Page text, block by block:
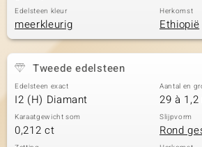
Edelsteen kleur
meerkleurig
Herkomst
Ethiopië
Tweede edelsteen
Edelsteen exact
I2 (H) Diamant
Aantal en
29 à
Karaatgewicht som
0,212 ct
Slijpvorm
Rond